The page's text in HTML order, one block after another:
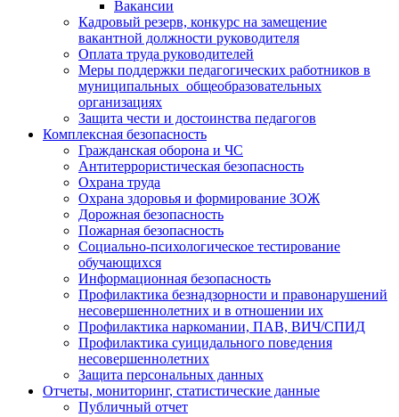
Вакансии
Кадровый резерв, конкурс на замещение
вакантной должности руководителя
Оплата труда руководителей
Меры поддержки педагогических работников в
муниципальных общеобразовательных
организациях
Защита чести и достоинства педагогов
Комплексная безопасность
Гражданская оборона и ЧС
Антитеррористическая безопасность
Охрана труда
Охрана здоровья и формирование ЗОЖ
Дорожная безопасность
Пожарная безопасность
Социально-психологическое тестирование
обучающихся
Информационная безопасность
Профилактика безнадзорности и правонарушений
несовершеннолетних и в отношении их
Профилактика наркомании, ПАВ, ВИЧ/СПИД
Профилактика суицидального поведения
несовершеннолетних
Защита персональных данных
Отчеты, мониторинг, статистические данные
Публичный отчет